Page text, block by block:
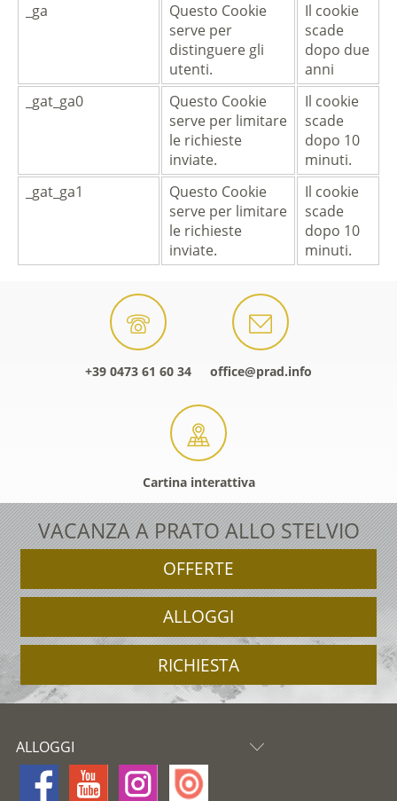
_ga
Questo Cookie
serve per
distinguere gli
utenti.
Il cookie
scade
dopo due
anni
_gat_ga0
Questo Cookie
serve per limitare
le richieste
inviate.
Il cookie
scade
dopo 10
minuti.
_gat_ga1
Questo Cookie
serve per limitare
le richieste
inviate.
Il cookie
scade
dopo 10
minuti.
+39 0473 61 60 34 office@prad.info
Cartina interattiva
VACANZA A PRATO ALLO STELVIO
OFFERTE
ALLOGGI
RICHIESTA
ALLOGGI